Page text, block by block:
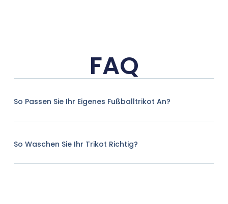
FAQ
So Passen Sie Ihr Eigenes Fußballtrikot An?
So Waschen Sie Ihr Trikot Richtig?